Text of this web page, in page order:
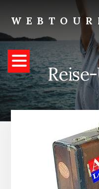
content
Reisen